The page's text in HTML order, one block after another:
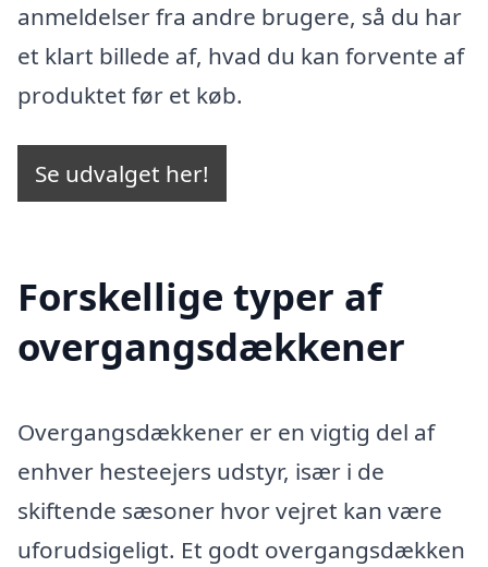
anmeldelser fra andre brugere, så du har
et klart billede af, hvad du kan forvente af
produktet før et køb.
Se udvalget her!
Forskellige typer af
overgangsdækkener
Overgangsdækkener er en vigtig del af
enhver hesteejers udstyr, især i de
skiftende sæsoner hvor vejret kan være
uforudsigeligt. Et godt overgangsdækken